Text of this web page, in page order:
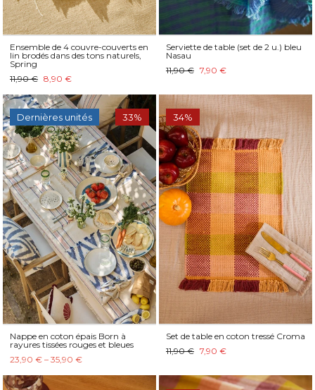
Ensemble de 4 couvre-couverts en
lin brodés dans des tons naturels,
Spring
11,90 € 8,90 €
Serviette de table (set de 2 u.) bleu
Nasau
11,90 € 7,90 €
Dernières unités 33%
Nappe en coton épais Born à
rayures tissées rouges et bleues
23,90 € – 35,90 €
34%
Set de table en coton tressé Croma
11,90 € 7,90 €